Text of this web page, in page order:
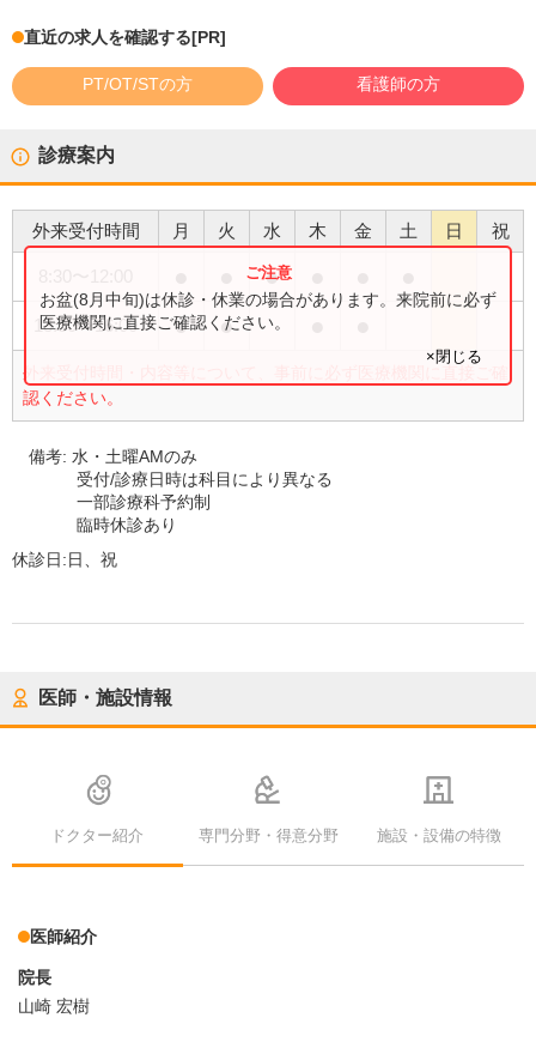
直近の求人を確認する[PR]
PT/OT/STの方 看護師の方
診療案内
外来受付時間 月 火 水 木 金 土 日 祝
●
13:30〜16:00 ● ●
外来受付時間・内容等について、事前に必ず医療機関に直接ご確
認ください。
お盆(8月中旬)は休診・休業の場合があります。来院前に必ず
医療機関に直接ご確認ください。
×閉じる
備考:水・土曜AMのみ
受付/診療日時は科目により異なる
一部診療科予約制
臨時休診あり
休診日:日、祝
医師・施設情報
ドクター紹介 専門分野・得意分野 施設・設備の特徴
医師紹介
院長
山崎 宏樹